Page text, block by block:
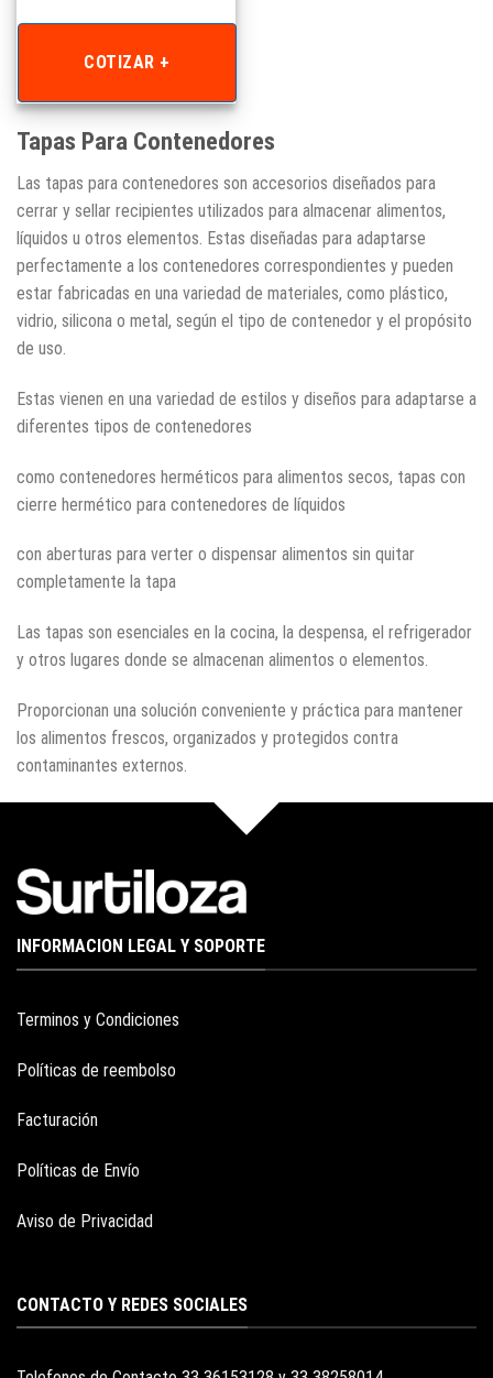
COTIZAR +
Tapas Para Contenedores
Las tapas para contenedores son accesorios diseñados para
cerrar y sellar recipientes utilizados para almacenar alimentos,
líquidos u otros elementos. Estas diseñadas para adaptarse
perfectamente a los contenedores correspondientes y pueden
estar fabricadas en una variedad de materiales, como plástico,
vidrio, silicona o metal, según el tipo de contenedor y el propósito
de uso.
Estas vienen en una variedad de estilos y diseños para adaptarse a
diferentes tipos de contenedores
como contenedores herméticos para alimentos secos, tapas con
cierre hermético para contenedores de líquidos
con aberturas para verter o dispensar alimentos sin quitar
completamente la tapa
Las tapas son esenciales en la cocina, la despensa, el refrigerador
y otros lugares donde se almacenan alimentos o elementos.
Proporcionan una solución conveniente y práctica para mantener
los alimentos frescos, organizados y protegidos contra
contaminantes externos.
INFORMACION LEGAL Y SOPORTE
Terminos y Condiciones
Políticas de reembolso
Facturación
Políticas de Envío
Aviso de Privacidad
CONTACTO Y REDES SOCIALES